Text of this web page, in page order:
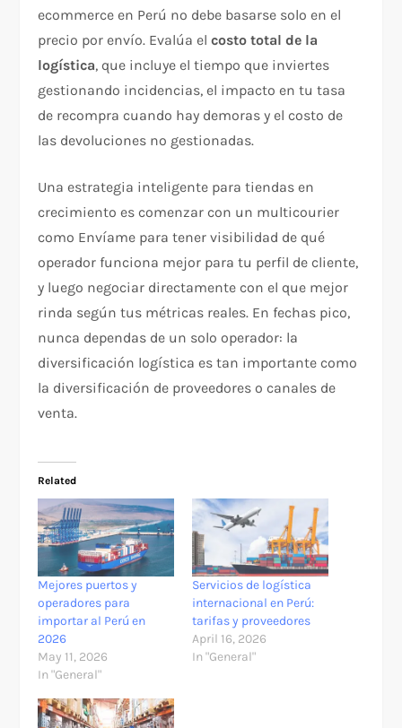
ecommerce en Perú no debe basarse solo en el
precio por envío. Evalúa elcosto total de la
logística, que incluye el tiempo que inviertes
gestionando incidencias, el impacto en tu tasa
de recompra cuando hay demoras y el costo de
las devoluciones no gestionadas.
Una estrategia inteligente para tiendas en
crecimiento es comenzar con un multicourier
como Envíame para tener visibilidad de qué
operador funciona mejor para tu perfil de cliente,
y luego negociar directamente con el que mejor
rinda según tus métricas reales. En fechas pico,
nunca dependas de un solo operador: la
diversificación logística es tan importante como
la diversificación de proveedores o canales de
venta.
Related
Mejores puertos y
operadores para
importar al Perú en
2026
May 11, 2026
In "General"
Servicios de logística
internacional en Perú:
tarifas y proveedores
April 16, 2026
In "General"